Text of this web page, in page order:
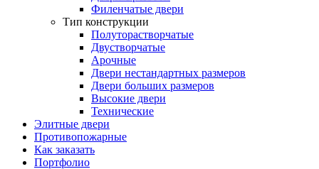
Филенчатые двери
Тип конструкции
Полуторастворчатые
Двустворчатые
Арочные
Двери нестандартных размеров
Двери больших размеров
Высокие двери
Технические
Элитные двери
Противопожарные
Как заказать
Портфолио